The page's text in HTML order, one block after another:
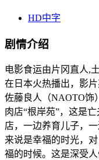
HD中字
剧情介绍
电影食运由片冈直人,
在日本火热播出，影
佐藤良人（NAOTO饰
肉店“根岸苑”，这是
店，一边养育儿子，
来说是幸福的时光，
福的时候。这是深受